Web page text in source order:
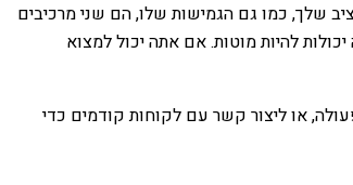
שלך, כמו גם הגמישות שלו, הם שני מרכיבים
להיות מוטות. אם אתה יכול למצוא
או ליצור קשר עם לקוחות קודמים כדי